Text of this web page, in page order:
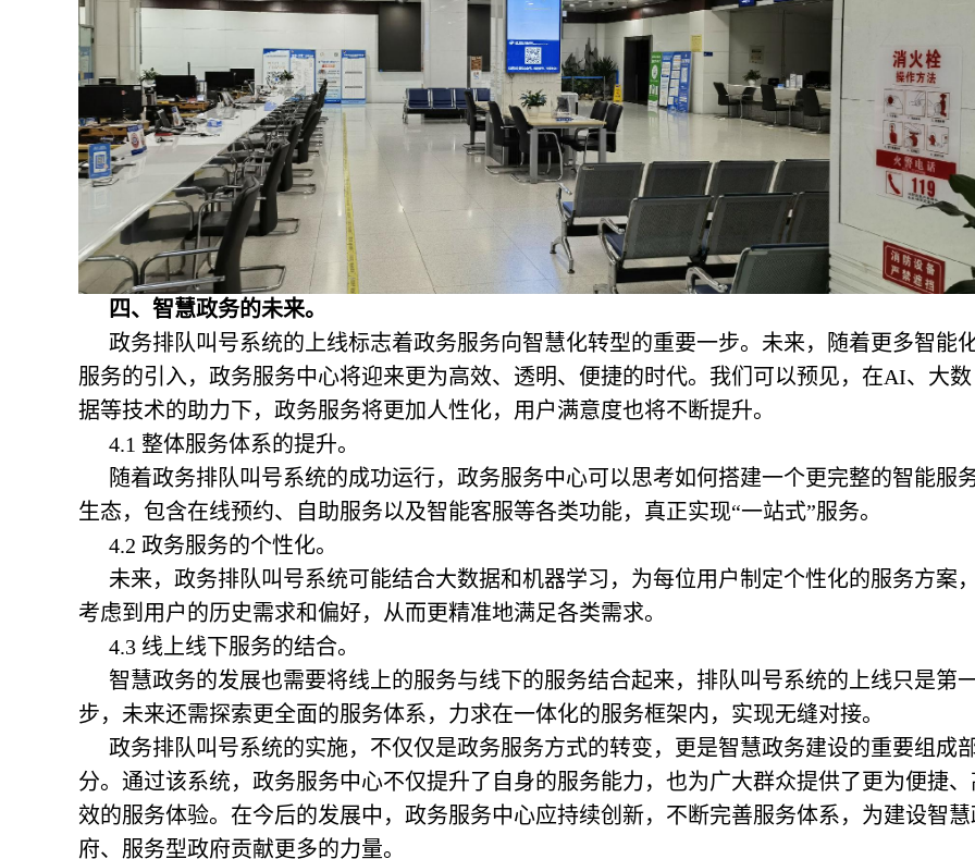
四、智慧政务的未来。
政务排队叫号系统的上线标志着政务服务向智慧化转型的重要一步。未来，随着更多智能
服务的引入，政务服务中心将迎来更为高效、透明、便捷的时代。我们可以预见，在AI、大数
据等技术的助力下，政务服务将更加人性化，用户满意度也将不断提升。
4.1 整体服务体系的提升。
随着政务排队叫号系统的成功运行，政务服务中心可以思考如何搭建一个更完整的智能服
生态，包含在线预约、自助服务以及智能客服等各类功能，真正实现“一站式”服务。
4.2 政务服务的个性化。
未来， 政务排队叫号系统可能结合大数据和机器学习，为每位用户制定个性化的服务方案
考虑到用户的历史需求和偏好，从而更精准地满足各类需求。
4.3 线上线下服务的结合。
智慧政务的发展也需要将线上的服务与线下的服务结合起来，排队叫号系统的上线只是第
步，未来还需探索更全面的服务体系，力求在一体化的服务框架内，实现无缝对接。
政务排队叫号系统的实施，不仅仅是政务服务方式的转变，更是智慧政务建设的重要组成
分。通过该系统，政务服务中心不仅提升了自身的服务能力，也为广大群众提供了更为便捷、
效的服务体验。在今后的发展中，政务服务中心应持续创新，不断完善服务体系，为建设智慧
府、服务型政府贡献更多的力量。